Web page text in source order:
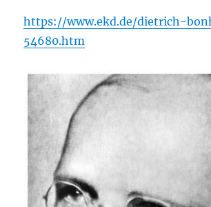
https://www.ekd.de/dietrich-
54680.htm